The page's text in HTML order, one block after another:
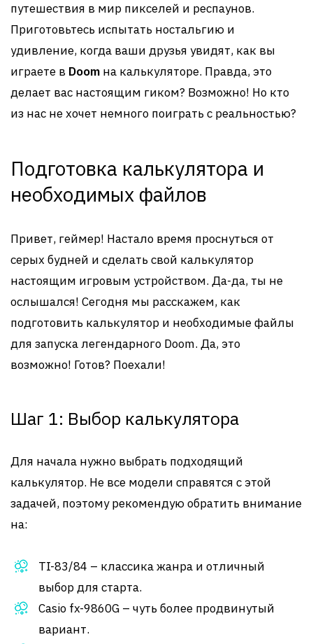
путешествия в мир пикселей и респаунов.
Приготовьтесь испытать ностальгию и
удивление, когда ваши друзья увидят, как вы
играете в Doom на калькуляторе. Правда, это
делает вас настоящим гиком? Возможно! Но кто
из нас не хочет немного поиграть с реальностью?
Подготовка калькулятора и
необходимых файлов
Привет, геймер! Настало время проснуться от
серых будней и сделать свой калькулятор
настоящим игровым устройством. Да-да, ты не
ослышался! Сегодня мы расскажем, как
подготовить калькулятор и необходимые файлы
для запуска легендарного Doom. Да, это
возможно! Готов? Поехали!
Шаг 1: Выбор калькулятора
Для начала нужно выбрать подходящий
калькулятор. Не все модели справятся с этой
задачей, поэтому рекомендую обратить внимание
на:
TI-83/84 – классика жанра и отличный
выбор для старта.
Casio fx-9860G – чуть более продвинутый
вариант.